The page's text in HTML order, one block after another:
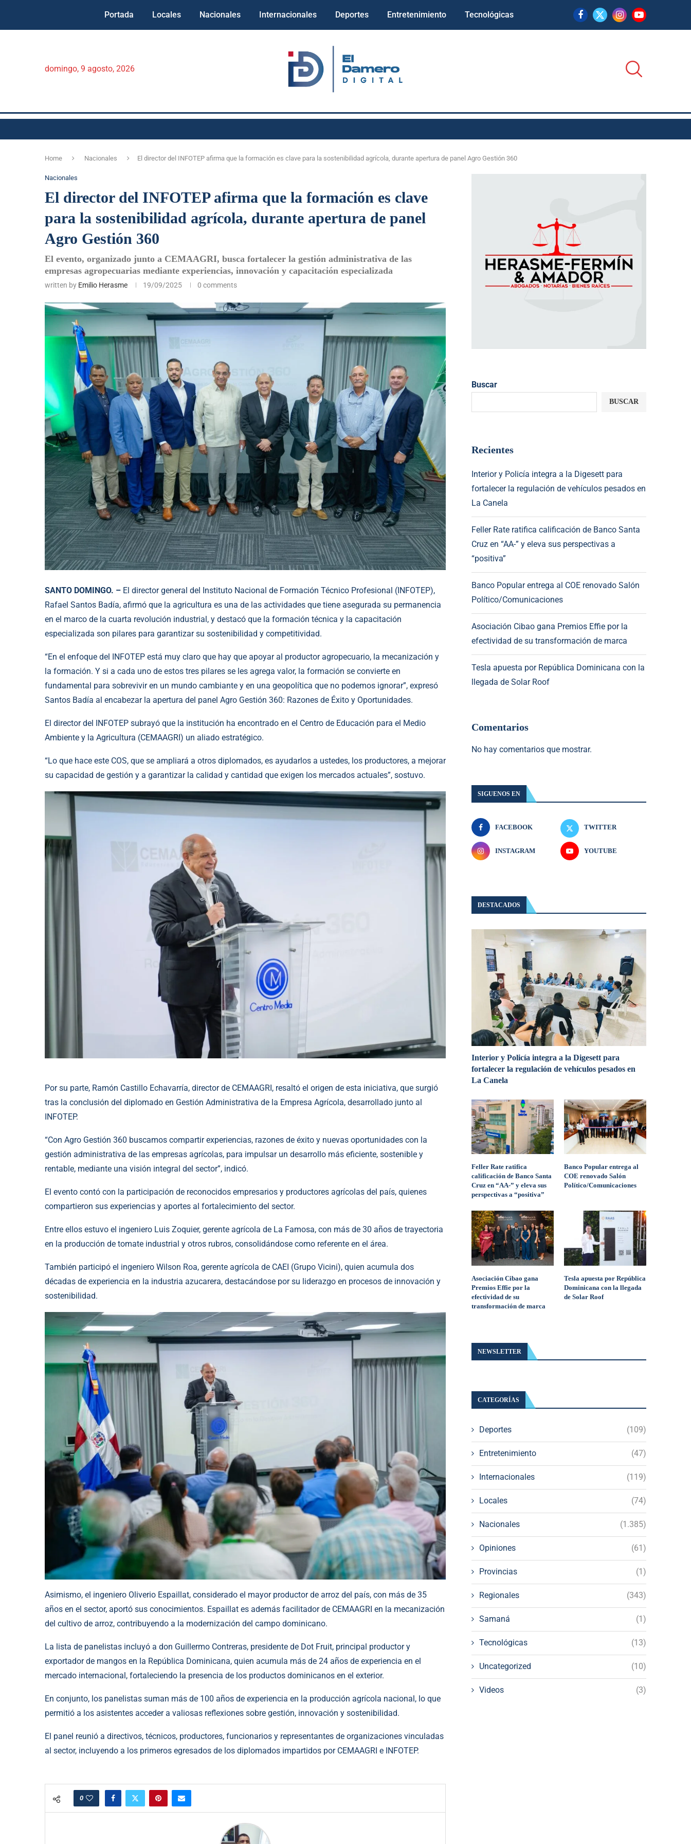
Portada Locales Nacionales Internacionales Deportes Entretenimiento Tecnológicas
domingo, 9 agosto, 2026
Home Nacionales El director del INFOTEP afirma que la formación es clave para la sostenibilidad agrícola, durante apertura de panel Agro Gestión 360
Nacionales
El director del INFOTEP afirma que la formación es clave
para la sostenibilidad agrícola, durante apertura de panel
Agro Gestión 360
El evento, organizado junto a CEMAAGRI, busca fortalecer la gestión administrativa de las
empresas agropecuarias mediante experiencias, innovación y capacitación especializada
written by Emilio Herasme 19/09/2025 0 comments
SANTO DOMINGO. – El director general del Instituto Nacional de Formación Técnico Profesional (INFOTEP),
Rafael Santos Badía, afirmó que la agricultura es una de las actividades que tiene asegurada su permanencia
en el marco de la cuarta revolución industrial, y destacó que la formación técnica y la capacitación
especializada son pilares para garantizar su sostenibilidad y competitividad.
“En el enfoque del INFOTEP está muy claro que hay que apoyar al productor agropecuario, la mecanización y
la formación. Y si a cada uno de estos tres pilares se les agrega valor, la formación se convierte en
fundamental para sobrevivir en un mundo cambiante y en una geopolítica que no podemos ignorar”, expresó
Santos Badía al encabezar la apertura del panel Agro Gestión 360: Razones de Éxito y Oportunidades.
El director del INFOTEP subrayó que la institución ha encontrado en el Centro de Educación para el Medio
Ambiente y la Agricultura (CEMAAGRI) un aliado estratégico.
“Lo que hace este COS, que se ampliará a otros diplomados, es ayudarlos a ustedes, los productores, a mejorar
su capacidad de gestión y a garantizar la calidad y cantidad que exigen los mercados actuales”, sostuvo.
Por su parte, Ramón Castillo Echavarría, director de CEMAAGRI, resaltó el origen de esta iniciativa, que surgió
tras la conclusión del diplomado en Gestión Administrativa de la Empresa Agrícola, desarrollado junto al
INFOTEP.
“Con Agro Gestión 360 buscamos compartir experiencias, razones de éxito y nuevas oportunidades con la
gestión administrativa de las empresas agrícolas, para impulsar un desarrollo más eficiente, sostenible y
rentable, mediante una visión integral del sector”, indicó.
El evento contó con la participación de reconocidos empresarios y productores agrícolas del país, quienes
compartieron sus experiencias y aportes al fortalecimiento del sector.
Entre ellos estuvo el ingeniero Luis Zoquier, gerente agrícola de La Famosa, con más de 30 años de trayectoria
en la producción de tomate industrial y otros rubros, consolidándose como referente en el área.
También participó el ingeniero Wilson Roa, gerente agrícola de CAEI (Grupo Vicini), quien acumula dos
décadas de experiencia en la industria azucarera, destacándose por su liderazgo en procesos de innovación y
sostenibilidad.
Asimismo, el ingeniero Oliverio Espaillat, considerado el mayor productor de arroz del país, con más de 35
años en el sector, aportó sus conocimientos. Espaillat es además facilitador de CEMAAGRI en la mecanización
del cultivo de arroz, contribuyendo a la modernización del campo dominicano.
La lista de panelistas incluyó a don Guillermo Contreras, presidente de Dot Fruit, principal productor y
exportador de mangos en la República Dominicana, quien acumula más de 24 años de experiencia en el
mercado internacional, fortaleciendo la presencia de los productos dominicanos en el exterior.
En conjunto, los panelistas suman más de 100 años de experiencia en la producción agrícola nacional, lo que
permitió a los asistentes acceder a valiosas reflexiones sobre gestión, innovación y sostenibilidad.
El panel reunió a directivos, técnicos, productores, funcionarios y representantes de organizaciones vinculadas
al sector, incluyendo a los primeros egresados de los diplomados impartidos por CEMAAGRI e INFOTEP.
0
Buscar
BUSCAR
Recientes
Interior y Policía integra a la Digesett para
fortalecer la regulación de vehículos pesados en
La Canela
Feller Rate ratifica calificación de Banco Santa
Cruz en “AA-” y eleva sus perspectivas a
“positiva”
Banco Popular entrega al COE renovado Salón
Político/Comunicaciones
Asociación Cibao gana Premios Effie por la
efectividad de su transformación de marca
Tesla apuesta por República Dominicana con la
llegada de Solar Roof
Comentarios
No hay comentarios que mostrar.
SIGUENOS EN
FACEBOOK TWITTER
INSTAGRAM YOUTUBE
DESTACADOS
Interior y Policía integra a la Digesett para
fortalecer la regulación de vehículos pesados en
La Canela
Feller Rate ratifica
calificación de Banco Santa
Cruz en “AA-” y eleva sus
perspectivas a “positiva”
Banco Popular entrega al
COE renovado Salón
Político/Comunicaciones
Asociación Cibao gana
Premios Effie por la
efectividad de su
transformación de marca
Tesla apuesta por República
Dominicana con la llegada
de Solar Roof
NEWSLETTER
CATEGORÍAS
Deportes (109)
Entretenimiento (47)
Internacionales (119)
Locales (74)
Nacionales (1.385)
Opiniones (61)
Provincias (1)
Regionales (343)
Samaná (1)
Tecnológicas (13)
Uncategorized (10)
Videos (3)